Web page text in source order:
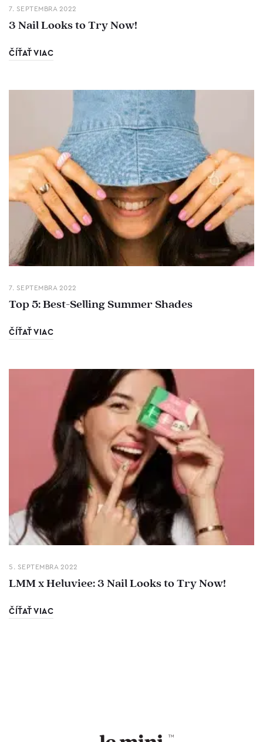
7. SEPTEMBRA 2022
3 Nail Looks to Try Now!
ČÍŤAŤ VIAC
7. SEPTEMBRA 2022
Top 5: Best-Selling Summer Shades
ČÍŤAŤ VIAC
5. SEPTEMBRA 2022
LMM x Heluviee: 3 Nail Looks to Try Now!
ČÍŤAŤ VIAC